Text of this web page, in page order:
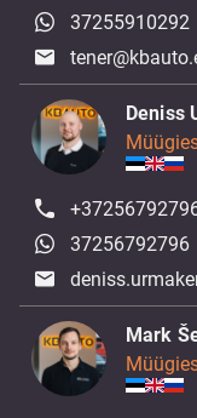
37255910292
Deniss
37256792796
Mark